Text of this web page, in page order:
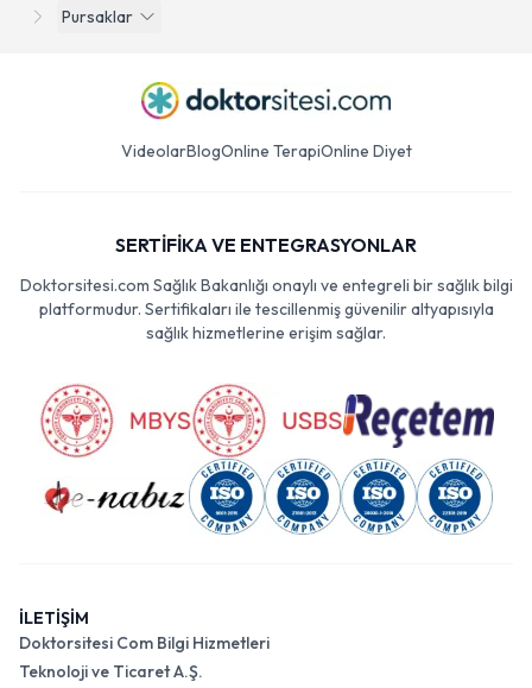
Pursaklar
VideolarBlogOnline TerapiOnline Diyet
SERTİFİKA VE ENTEGRASYONLAR
Doktorsitesi.com Sağlık Bakanlığı onaylı ve entegreli bir sağlık bilgi
platformudur. Sertifikaları ile tescillenmiş güvenilir altyapısıyla
sağlık hizmetlerine erişim sağlar.
İLETİŞİM
Doktorsitesi Com Bilgi Hizmetleri
Teknoloji ve Ticaret A.Ş.